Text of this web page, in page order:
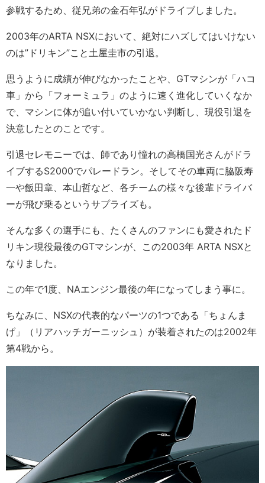
参戦するため、従兄弟の金石年弘がドライブしました。
2003年のARTA NSXにおいて、絶対にハズしてはいけない
のは”ドリキン”こと土屋圭市の引退。
思うように成績が伸びなかったことや、GTマシンが「ハコ
車」から「フォーミュラ」のように速く進化していくなか
で、マシンに体が追い付いていかない判断し、現役引退を
決意したとのことです。
引退セレモニーでは、師であり憧れの高橋国光さんがドラ
イブするS2000でパレードラン。そしてその車両に脇阪寿
一や飯田章、本山哲など、各チームの様々な後輩ドライバ
ーが飛び乗るというサプライズも。
そんな多くの選手にも、たくさんのファンにも愛されたド
リキン現役最後のGTマシンが、この2003年 ARTA NSXと
なりました。
この年で1度、NAエンジン最後の年になってしまう事に。
ちなみに、NSXの代表的なパーツの1つである「ちょんま
げ」（リアハッチガーニッシュ）が装着されたのは2002年
第4戦から。